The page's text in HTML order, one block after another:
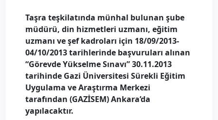
Taşra teşkilatında münhal bulunan şube
müdürü, din hizmetleri uzmanı, eğitim
uzmanı ve şef kadroları için 18/09/2013-
04/10/2013 tarihlerinde başvuruları alınan
“Görevde Yükselme Sınavı” 30.11.2013
tarihinde Gazi Üniversitesi Sürekli Eğitim
Uygulama ve Araştırma Merkezi
tarafından (GAZİSEM) Ankara’da
yapılacaktır.